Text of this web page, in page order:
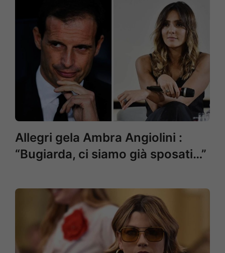
Allegri gela Ambra Angiolini :
“Bugiarda, ci siamo già sposati…”